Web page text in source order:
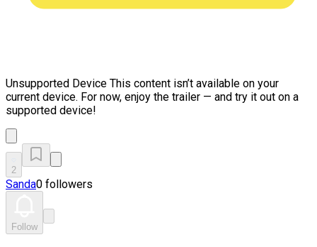
Unsupported Device This content isn’t available on your
current device. For now, enjoy the trailer — and try it out on a
supported device!
2
Sanda0 followers
Follow